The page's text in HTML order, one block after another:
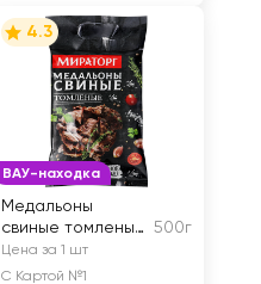
ВАУ-находка
4.3
Медальоны
свиные томленые
МИРАТОРГ
500г
Цена за 1 шт
С Картой №1